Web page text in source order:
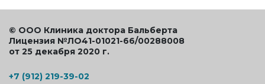
© ООО Клиника доктора Бальберта
Лицензия №ЛО41-01021-66/00288008
от 25 декабря 2020 г.
+7 (912) 219-39-02